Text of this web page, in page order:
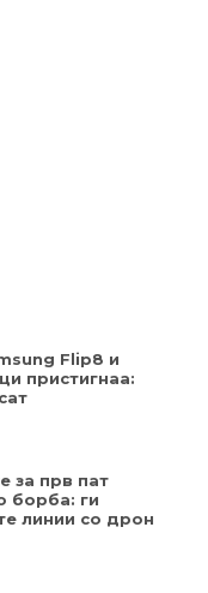
Flip8 и
пристигнаа:
за прв пат
борба: ги
линии со дрон